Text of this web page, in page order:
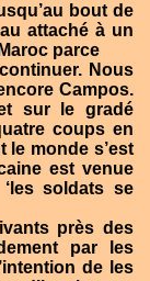
bout de
attaché à un
parce
Nous
Campos.
sur le gradé
coups en
monde s’est
est venue
soldats se
près des
par les
de les